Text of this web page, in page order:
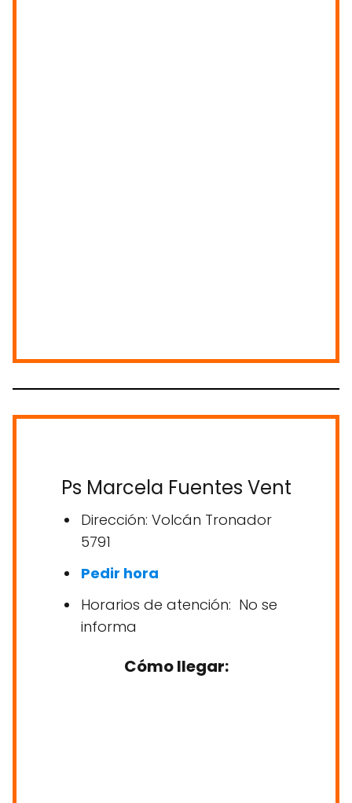
Ps Marcela Fuentes Vent
Dirección: Volcán Tronador
5791
Pedir hora
Horarios de atención: No se
informa
Cómo llegar: